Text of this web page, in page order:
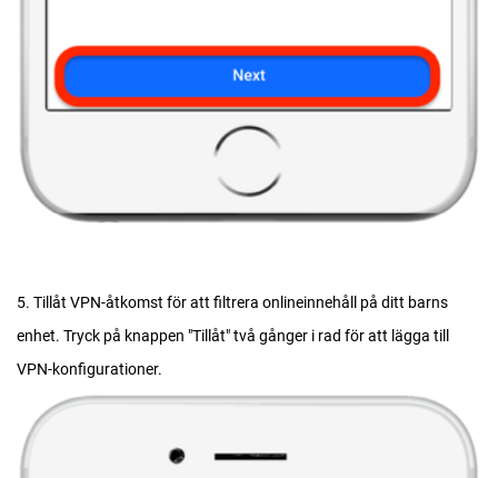
5. Tillåt VPN-åtkomst för att filtrera onlineinnehåll på ditt barns
enhet. Tryck på knappen "Tillåt" två gånger i rad för att lägga till
VPN-konfigurationer.